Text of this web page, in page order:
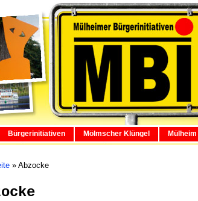
Bürgerinitiativen Mölmscher Klüngel Mülheim
» Abzocke